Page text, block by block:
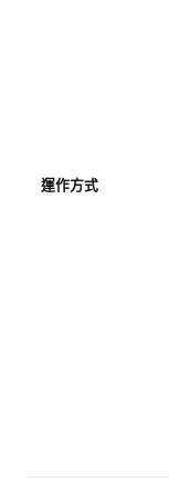
運作方式